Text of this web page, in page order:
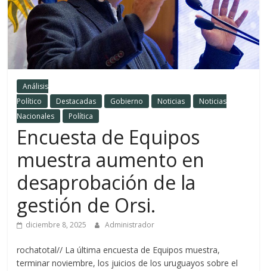
Análisis
Político
Destacadas Gobierno Noticias
Noticias
Nacionales
Política
Encuesta de Equipos
muestra aumento en
desaprobación de la
gestión de Orsi.
diciembre 8, 2025 Administrador
rochatotal// La última encuesta de Equipos muestra,
terminar noviembre, los juicios de los uruguayos sobre el